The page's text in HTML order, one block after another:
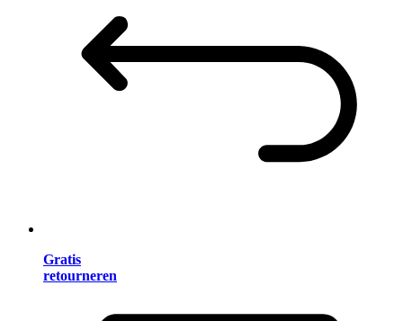
Gratis
retourneren